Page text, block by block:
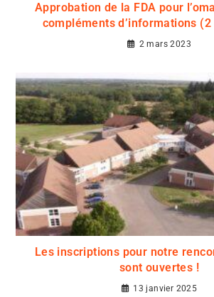
Approbation de la FDA pour
compléments d’informations
2 mars 2023
Les inscriptions pour notre
sont ouvertes !
13 janvier 2025